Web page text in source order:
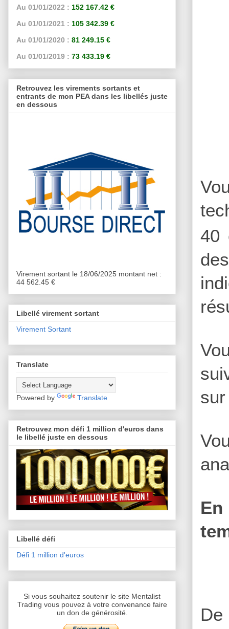
40
Au 01/01/2022 : 152 167.42 €
Au 01/01/2021 : 105 342.39 €
Au 01/01/2020 : 81 249.15 €
Au 01/01/2019 : 73 433.19 €
Retrouvez les virements sortants et
entrants de mon PEA dans les libellés juste
en dessous
Virement sortant le 18/06/2025 montant net :
44 562.45 €
Libellé virement sortant
Virement Sortant
Translate
Powered by Translate
Retrouvez mon défi 1 million d'euros dans
le libellé juste en dessous
Libellé défi
Défi 1 million d'euros
Si vous souhaitez soutenir le site Mentalist
Trading vous pouvez à votre convenance faire
un don de générosité.